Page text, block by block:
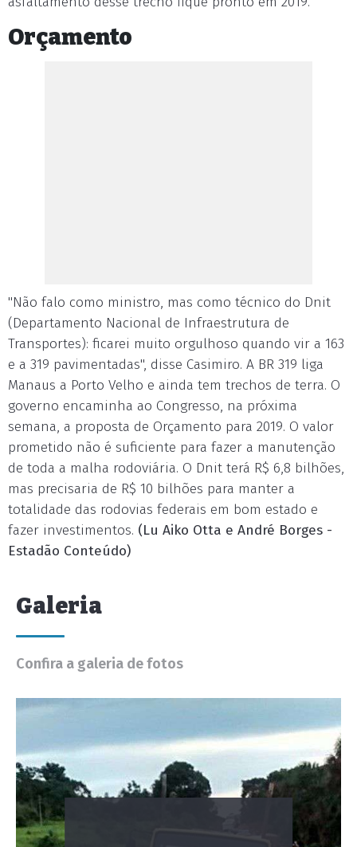
Orçamento
"Não falo como ministro, mas como técnico do Dnit
(Departamento Nacional de Infraestrutura de
Transportes): ficarei muito orgulhoso quando vir a 163
e a 319 pavimentadas", disse Casimiro. A BR 319 liga
Manaus a Porto Velho e ainda tem trechos de terra. O
governo encaminha ao Congresso, na próxima
semana, a proposta de Orçamento para 2019. O valor
prometido não é suficiente para fazer a manutenção
de toda a malha rodoviária. O Dnit terá R$ 6,8 bilhões,
mas precisaria de R$ 10 bilhões para manter a
totalidade das rodovias federais em bom estado e
fazer investimentos. (Lu Aiko Otta e André Borges -
Estadão Conteúdo)
Galeria
Confira a galeria de fotos